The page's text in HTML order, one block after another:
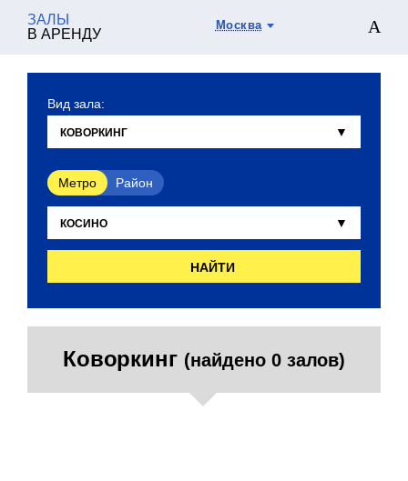
ЗАЛЫ
В АРЕНДУ
Москва
Вид зала:
Метро Район
НАЙТИ
Коворкинг (найдено 0 залов)